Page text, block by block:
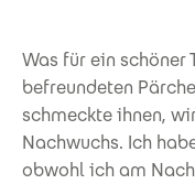
Was für ein schöner
befreundeten
schmeckte ihnen,
Nachwuchs. Ich
obwohl ich am